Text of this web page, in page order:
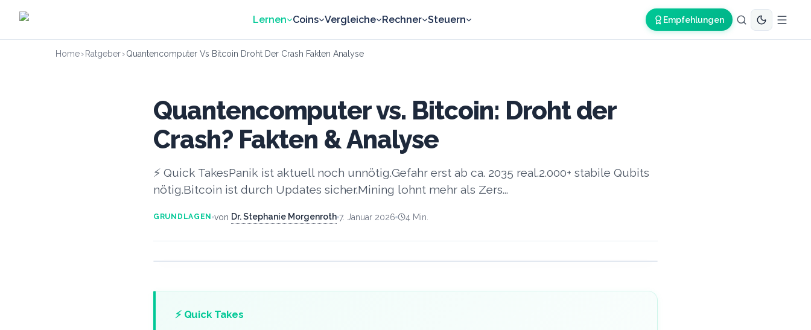
Lernen
Coins Vergleiche Rechner Steuern Empfehlungen
Home› Ratgeber›Quantencomputer Vs Bitcoin Droht Der Crash Fakten Analyse
Quantencomputer vs. Bitcoin: Droht der
Crash? Fakten & Analyse
⚡ Quick TakesPanik ist aktuell noch unnötig.Gefahr erst ab ca. 2035 real.2.000+ stabile Qubits
nötig.Bitcoin ist durch Updates sicher.Mining lohnt mehr als Zers...
GRUNDLAGEN von Dr. Stephanie Morgenroth 7. Januar 2026 4 Min.
⚡ Quick Takes